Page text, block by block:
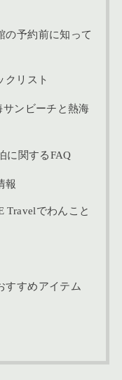
の予約前に知って
クリスト
ンビーチと熱海
に関するFAQ
報
Travelでわんこと
すすめアイテム